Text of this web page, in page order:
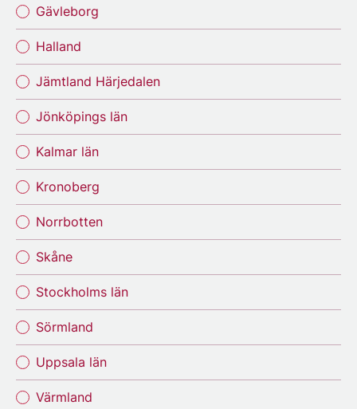
Gävleborg
Halland
Jämtland Härjedalen
Jönköpings län
Kalmar län
Kronoberg
Norrbotten
Skåne
Stockholms län
Sörmland
Uppsala län
Värmland